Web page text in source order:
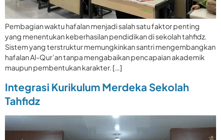
Pembagian waktu hafalan menjadi salah satu faktor penting
yang menentukan keberhasilan pendidikan di sekolah tahfidz.
Sistem yang terstruktur memungkinkan santri mengembangkan
hafalan Al-Qur’an tanpa mengabaikan pencapaian akademik
maupun pembentukan karakter. […]
Integrasi Kurikulum Merdeka Sekolah
Tahfidz